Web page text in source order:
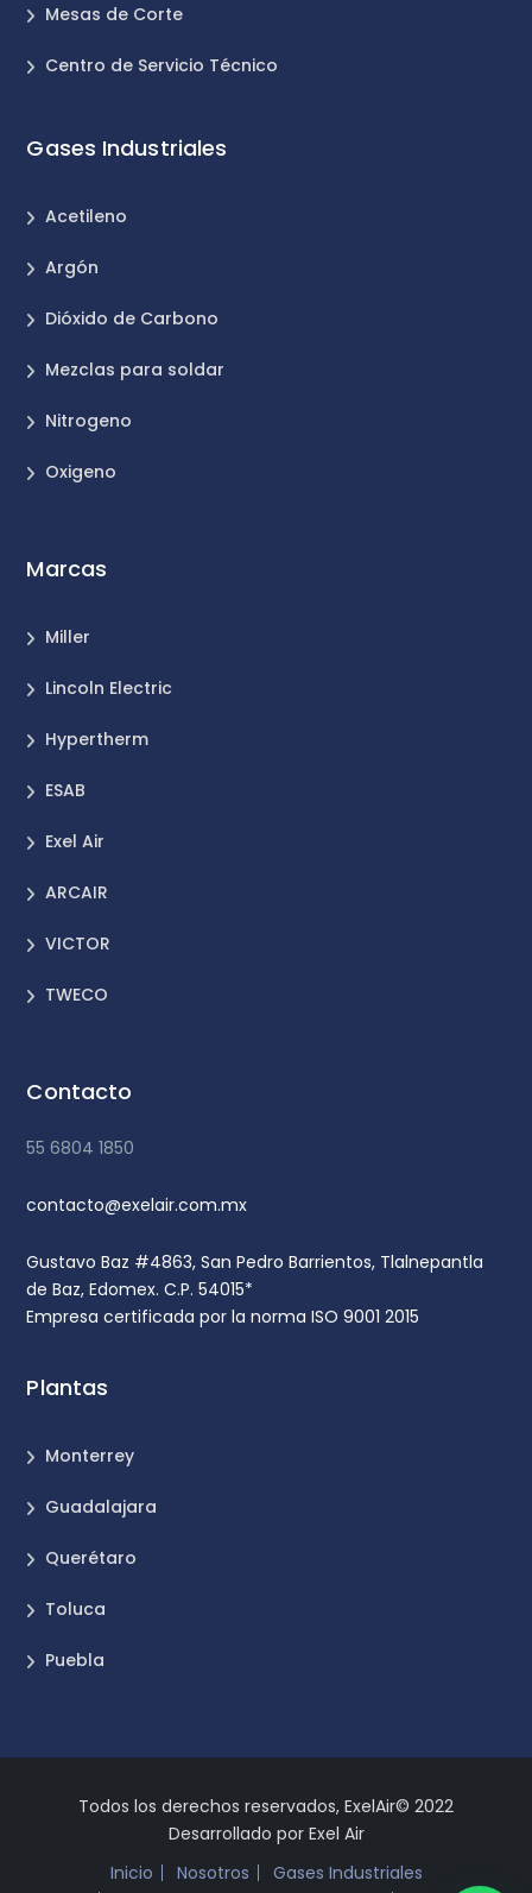
Mesas de Corte
Centro de Servicio Técnico
Gases Industriales
Acetileno
Argón
Dióxido de Carbono
Mezclas para soldar
Nitrogeno
Oxigeno
Marcas
Miller
Lincoln Electric
Hypertherm
ESAB
Exel Air
ARCAIR
VICTOR
TWECO
Contacto
55 6804 1850
contacto@exelair.com.mx
Gustavo Baz #4863, San Pedro Barrientos, Tlalnepantla
de Baz, Edomex. C.P. 54015*
Empresa certificada por la norma ISO 9001 2015
Plantas
Monterrey
Guadalajara
Querétaro
Toluca
Puebla
Todos los derechos reservados, ExelAir© 2022
Desarrollado por Exel Air
Inicio
Nosotros
Gases Industriales